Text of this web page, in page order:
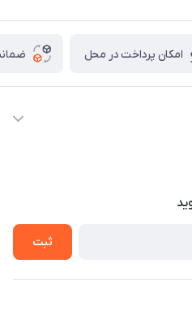
امکان پرداخت در محل
ملت-پلاک 539
ثبت